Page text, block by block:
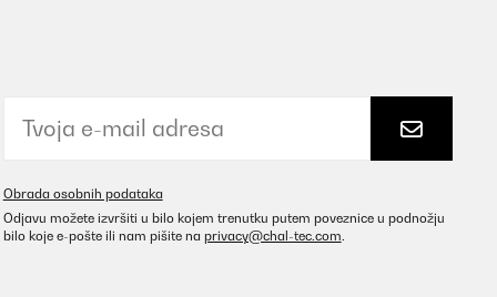
Obrada osobnih podataka
Odjavu možete izvršiti u bilo kojem trenutku putem poveznice u podnožju
bilo koje e-pošte ili nam pišite na privacy@chal-tec.com.